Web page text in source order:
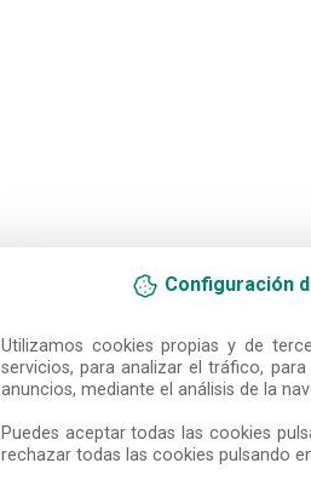
Configuración
Utilizamos cookies propias y de
servicios, para analizar el tráfico,
anuncios, mediante el análisis de la
Puedes aceptar todas las cookies
rechazar todas las cookies pulsando